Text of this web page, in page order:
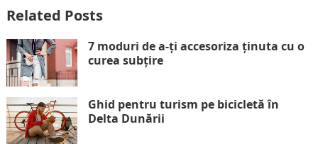
Related Posts
7 moduri de a-ți accesoriza ținuta cu o
curea subțire
Ghid pentru turism pe bicicletă în
Delta Dunării